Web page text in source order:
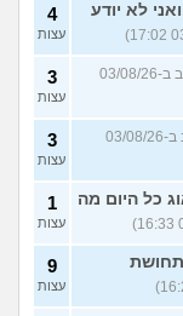
לא יודע
4
עצות
(דן, בן 42, כתב ב-03/08/26
3
עצות
(אנושי, בן 27, כתב ב-03/08/26
3
עצות
כל היום מה
1
עצות
9
עצות